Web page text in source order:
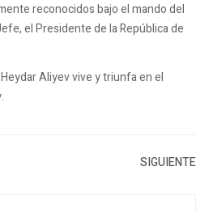
reconocidos bajo el mando del
el Presidente de la República de
Aliyev vive y triunfa en el
SIGUIENTE